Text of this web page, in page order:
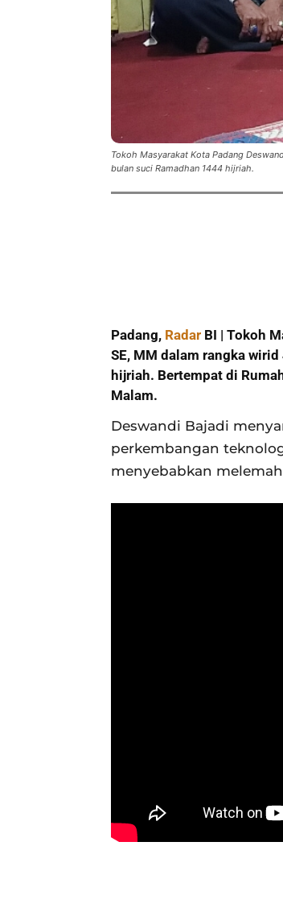
Tokoh Masyarakat Kota Padang
bulan suci Ramadhan 1444 hijriah.
Padang, Radar BI | Tokoh
SE, MM dalam rangka
hijriah. Bertempat di
Malam.
Deswandi Bajadi
perkembangan
menyebabkan